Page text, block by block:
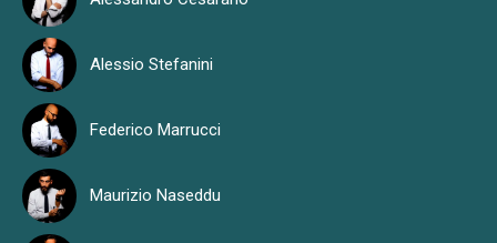
Alessio Stefanini
Federico Marrucci
Maurizio Naseddu